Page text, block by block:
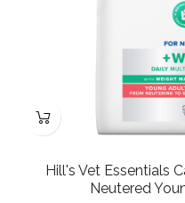
Hill's Vet Essentials
Neutered